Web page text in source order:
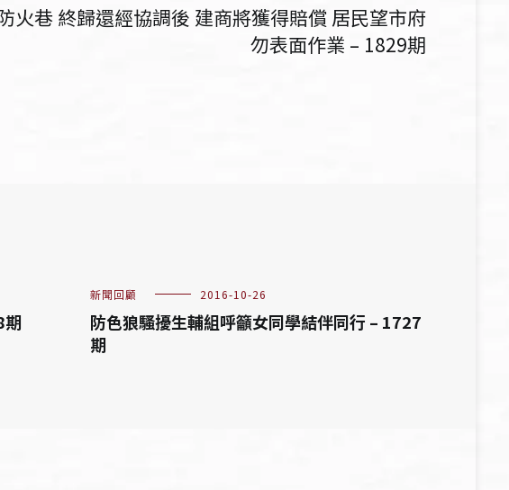
火巷 終歸還經協調後 建商將獲得賠償 居民望市府
勿表面作業 – 1829期
期
新聞回顧 2016-10-26
防色狼騷擾生輔組呼籲女同學結伴同行 – 1727
期